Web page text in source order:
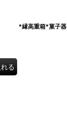
*縁高重箱*菓子
る